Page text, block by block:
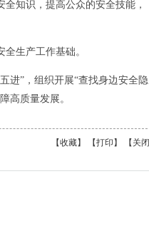
知识，提高公众的安全技能，
生产工作基础。
进”，组织开展“查找身边安全隐
高质量发展。
【收藏】 【打印 】 【 关闭